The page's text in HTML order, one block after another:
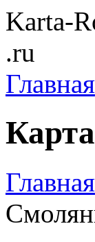
Karta-
.ru
Главная
Главная